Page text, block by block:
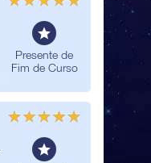
Presente de
Fim de Curso
e a
um
chegou.
Muito